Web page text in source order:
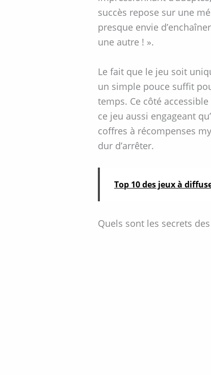
succès repose sur une
presque envie
une autre ! ».
Le fait que le jeu soit
un simple pouce suffit
temps. Ce côté
ce jeu aussi engageant
coffres à récompenses
dur d’arrêter.
Top 10 des jeux à
Quels sont les secrets